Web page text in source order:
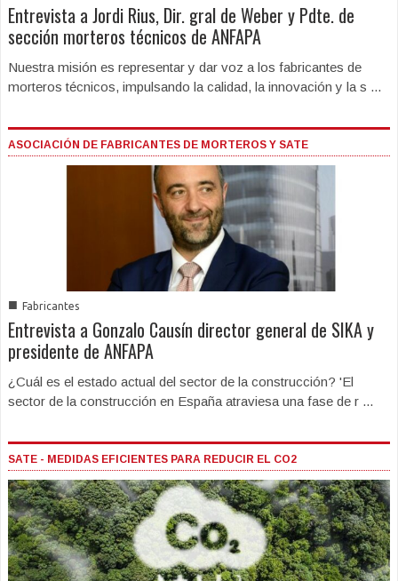
Entrevista a Jordi Rius, Dir. gral de Weber y Pdte. de
sección morteros técnicos de ANFAPA
Nuestra misión es representar y dar voz a los fabricantes de
morteros técnicos, impulsando la calidad, la innovación y la s ...
ASOCIACIÓN DE FABRICANTES DE MORTEROS Y SATE
■ Fabricantes
Entrevista a Gonzalo Causín director general de SIKA y
presidente de ANFAPA
¿Cuál es el estado actual del sector de la construcción? 'El
sector de la construcción en España atraviesa una fase de r ...
SATE - MEDIDAS EFICIENTES PARA REDUCIR EL CO2